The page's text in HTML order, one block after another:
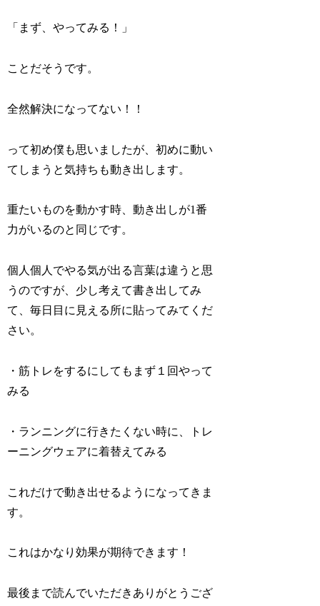
「まず、やってみる！」
ことだそうです。
全然解決になってない！！
って初め僕も思いましたが、初めに動い
てしまうと気持ちも動き出します。
重たいものを動かす時、動き出しが1番
力がいるのと同じです。
個人個人でやる気が出る言葉は違うと思
うのですが、少し考えて書き出してみ
て、毎日目に見える所に貼ってみてくだ
さい。
・筋トレをするにしてもまず１回やって
みる
・ランニングに行きたくない時に、トレ
ーニングウェアに着替えてみる
これだけで動き出せるようになってきま
す。
これはかなり効果が期待できます！
最後まで読んでいただきありがとうござ